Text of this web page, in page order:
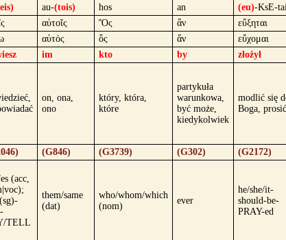
au-(tois) hos an (eu)-KsE-
αὐτοῖς Ὃς ἂν εὔξηται
αὐτός ὅς ἄν εὔχομαι
im kto by złożył
on, ona,
ono
który, która,
które
partykuła
warunkowa,
być może,
kiedykolwiek
modlić się
Boga, prosić
(G846) (G3739) (G302) (G2172)
(acc,
TELL
them/same
(dat)
who/whom/which
(nom)
ever
he/she/it-
should-be-
PRAY-ed